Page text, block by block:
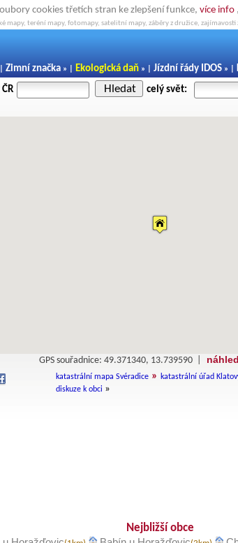
cookies třetích stran ke zlepšení funkce, více info
mapy, teréní mapy, fotomapy, satelitní mapy, záběry z družice,
Zimní značka » | Ekologická daň » | Jízdní řády IDOS » |
Hledat celý svět:
GPS souřadnice: 49.371340, 13.739590 |
katastrální mapa Svéradice » katastrální úřad
diskuze k obci »
Nejbližší obce